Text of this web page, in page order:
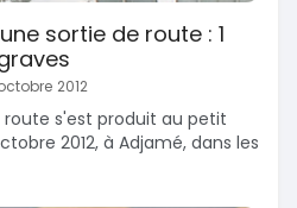
sortie de route : 1
2012
s'est produit au petit
2012, à Adjamé, dans les